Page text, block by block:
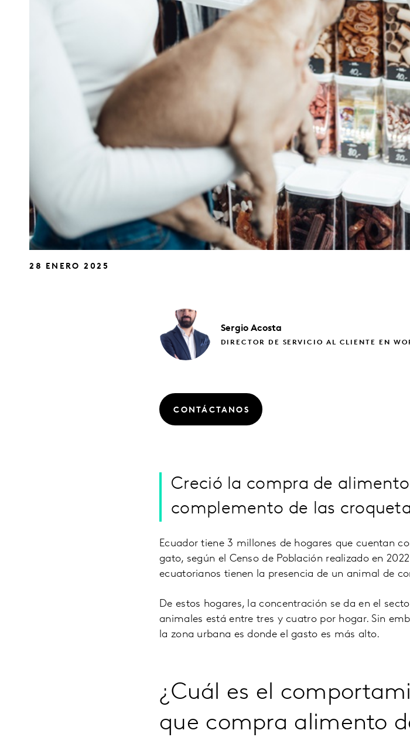
28 ENERO 2025
Sergio Acosta
DIRECTOR DE SERVICIO AL CLIENTE EN
CONTÁCTANOS
Creció la compra de
complemento de las
Ecuador tiene 3 millones de hogares que cuentan
gato, según el Censo de Población realizado en
ecuatorianos tienen la presencia de un animal de
De estos hogares, la concentración se da en el
animales está entre tres y cuatro por hogar. Sin
la zona urbana es donde el gasto es más alto.
¿Cuál es el
que compra alimento